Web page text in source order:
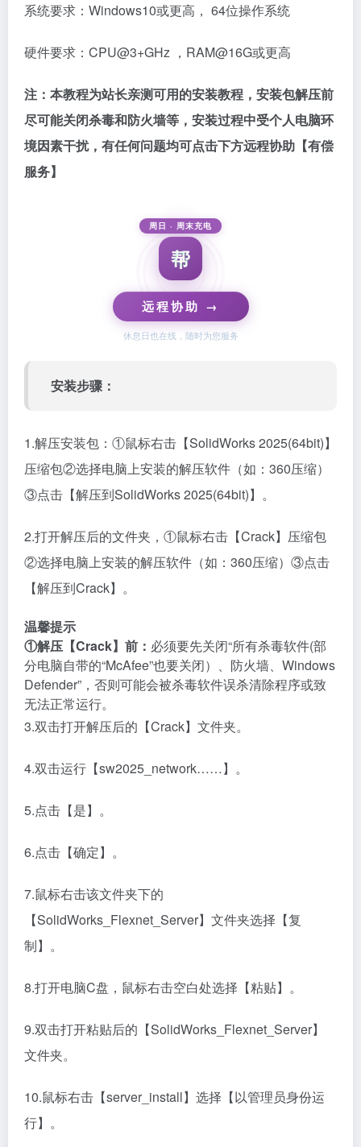
系统要求：Windows10或更高， 64位操作系统
硬件要求：CPU@3+GHz ，RAM@16G或更高
注：本教程为站长亲测可用的安装教程，安装包解压前
尽可能关闭杀毒和防火墙等，安装过程中受个人电脑环
境因素干扰，有任何问题均可点击下方远程协助【有偿
服务】
周日 · 周末充电
帮
远程协助 →
休息日也在线，随时为您服务
安装步骤：
1.解压安装包：①鼠标右击【SolidWorks 2025(64bit)】
压缩包②选择电脑上安装的解压软件（如：360压缩）
③点击【解压到SolidWorks 2025(64bit)】。
2.打开解压后的文件夹，①鼠标右击【Crack】压缩包
②选择电脑上安装的解压软件（如：360压缩）③点击
【解压到Crack】。
温馨提示
①解压【Crack】前： 必须要先关闭“所有杀毒软件(部
分电脑自带的“McAfee”也要关闭）、防火墙、Windows
Defender”，否则可能会被杀毒软件误杀清除程序或致
无法正常运行。
3.双击打开解压后的【Crack】文件夹。
4.双击运行【sw2025_network……】。
5.点击【是】。
6.点击【确定】。
7.鼠标右击该文件夹下的
【SolidWorks_Flexnet_Server】文件夹选择【复
制】。
8.打开电脑C盘，鼠标右击空白处选择【粘贴】。
9.双击打开粘贴后的【SolidWorks_Flexnet_Server】
文件夹。
10.鼠标右击【server_install】选择【以管理员身份运
行】。